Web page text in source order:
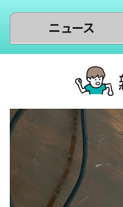
ニュース